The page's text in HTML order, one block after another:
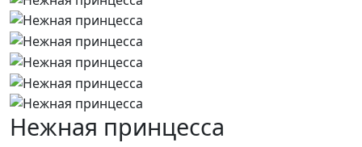
Нежная принцесса